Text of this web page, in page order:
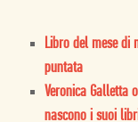
Libro del mese di
puntata
Veronica Galletta
nascono i suoi